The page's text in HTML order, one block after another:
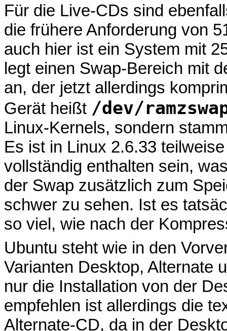
Für die Live-CDs sind
die frühere Anforderung von
auch hier ist ein System mit
legt einen Swap-Bereich mit
an, der jetzt allerdings
Gerät heißt /dev/
Linux-Kernels, sondern
Es ist in Linux 2.6.33
vollständig enthalten sein,
der Swap zusätzlich zum
schwer zu sehen. Ist es
so viel, wie nach der
Ubuntu steht wie in den
Varianten Desktop, Alternate
nur die Installation von der
empfehlen ist allerdings die
Alternate-CD, da in der